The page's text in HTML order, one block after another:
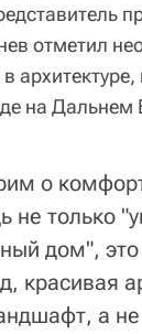
отметил
архитектуре,
на Дальнем
о
не только
дом",
красивая
а